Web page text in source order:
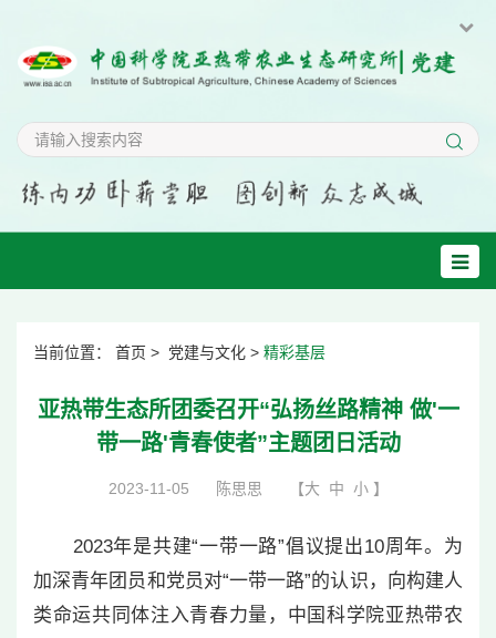
当前位置： 首页 > 党建与文化 > 精彩基层
亚热带生态所团委召开“弘扬丝路精神 做'一
带一路'青春使者”主题团日活动
2023-11-05 陈思思 【大 中 小】
2023年是共建“一带一路”倡议提出10周年。为
加深青年团员和党员对“一带一路”的认识，向构建人
类命运共同体注入青春力量，中国科学院亚热带农